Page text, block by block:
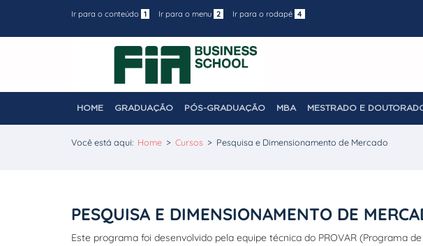
Ir para o conteúdo 1 Ir para o menu 2 Ir para o rodapé 4
HOME GRADUAÇÃO PÓS-GRADUAÇÃO MBA MESTRADO E
Você está aqui: Home > Cursos > Pesquisa e Dimensionamento de Mercado
PESQUISA E DIMENSIONAMENTO DE
Este programa foi desenvolvido pela equipe técnica do PROVAR (Programa